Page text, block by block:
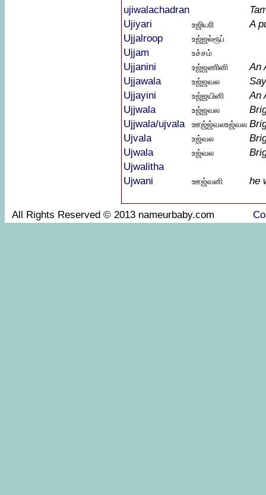
ujiwalachadran
Ujiyari
உஜியரி
A
Ujjalroop
உஜ்ஜல்ரூப்
Ujjam உச்சம்
Ujjanini உஜ்ஜணினி
An
Ujjawala
உஜ்ஜவல
Ujjayini
உஜ்ஜயினி
An
Ujjwala
உஜ்ஜவல
Ujjwala/ujvala
ஊஜ்ஜ்வலஉஜ்வல
Ujvala
உஜ்வல
Ujwala
உஜ்வல
Ujwalitha
Ujwani
ஊஜ்வனி he
All Rights Reserved © 2013 nameurbaby.com